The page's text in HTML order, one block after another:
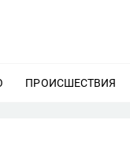
ЕЩЕ
ПРОИСШЕСТВИЯ